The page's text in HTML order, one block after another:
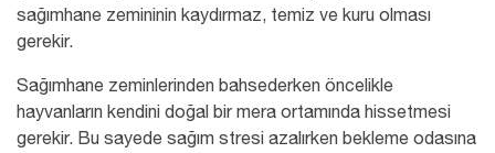
sağımhane zemininin kaydırmaz, temiz ve kuru olması
gerekir.
Sağımhane zeminlerinden bahsederken öncelikle
hayvanların kendini doğal bir mera ortamında hissetmesi
gerekir. Bu sayede sağım stresi azalırken bekleme odasına